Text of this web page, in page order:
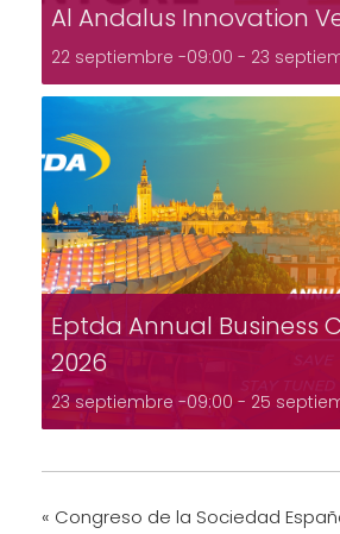
Al Andalus Innovation
22 septiembre -09:00 - 23
Eptda Annual Business
2026
23 septiembre -09:00 - 25
« Congreso de la Sociedad